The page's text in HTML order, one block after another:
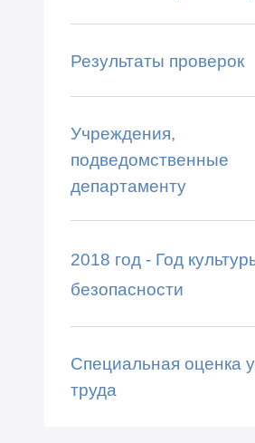
Результаты проверок
Учреждения,
подведомственные
департаменту
2018 год - Год
безопасности
Специальная оценка
труда